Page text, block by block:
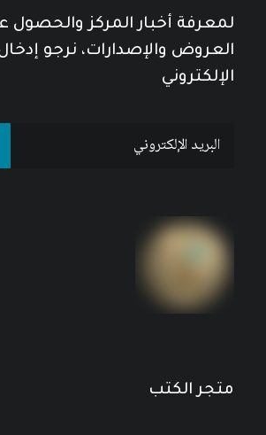
لمعرفة أخبار المركز والحصول
العروض والإصدارات، نرجو
الإلكتروني
متجر الكتب